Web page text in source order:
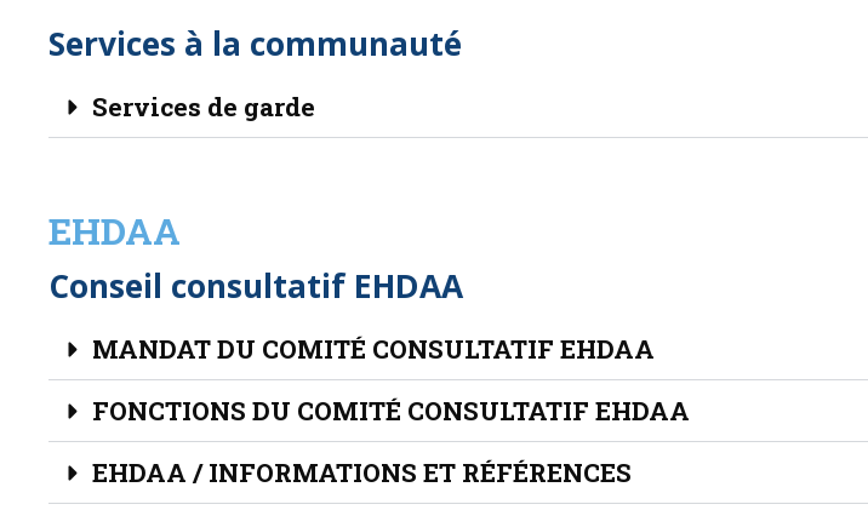
Services à la communauté
Services de garde
EHDAA
Conseil consultatif EHDAA
MANDAT DU COMITÉ CONSULTATIF EHDAA
FONCTIONS DU COMITÉ CONSULTATIF EHDAA
EHDAA / INFORMATIONS ET RÉFÉRENCES